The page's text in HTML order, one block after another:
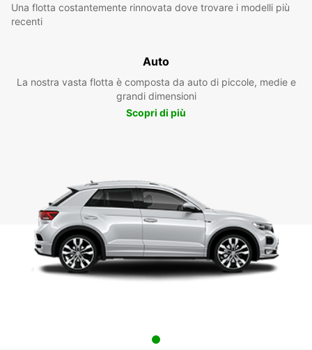
Una flotta costantemente rinnovata dove trovare i modelli più
recenti
Auto
La nostra vasta flotta è composta da auto di piccole, medie e
grandi dimensioni
Scopri di più